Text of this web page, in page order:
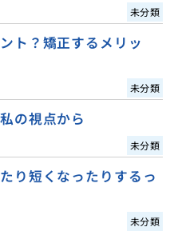
未分類
ト？矯正するメリッ
未分類
の視点から
未分類
り短くなったりするっ
未分類